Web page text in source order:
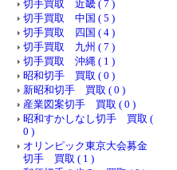
切手買取 近畿 ( 7 )
切手買取 中国 ( 5 )
切手買取 四国 ( 4 )
切手買取 九州 ( 7 )
切手買取 沖縄 ( 1 )
昭和切手 買取 ( 0 )
新昭和切手 買取 ( 0 )
産業図案切手 買取 ( 0 )
昭和すかしなし切手 買取 (
0 )
オリンピック東京大会募金
切手 買取 ( 1 )